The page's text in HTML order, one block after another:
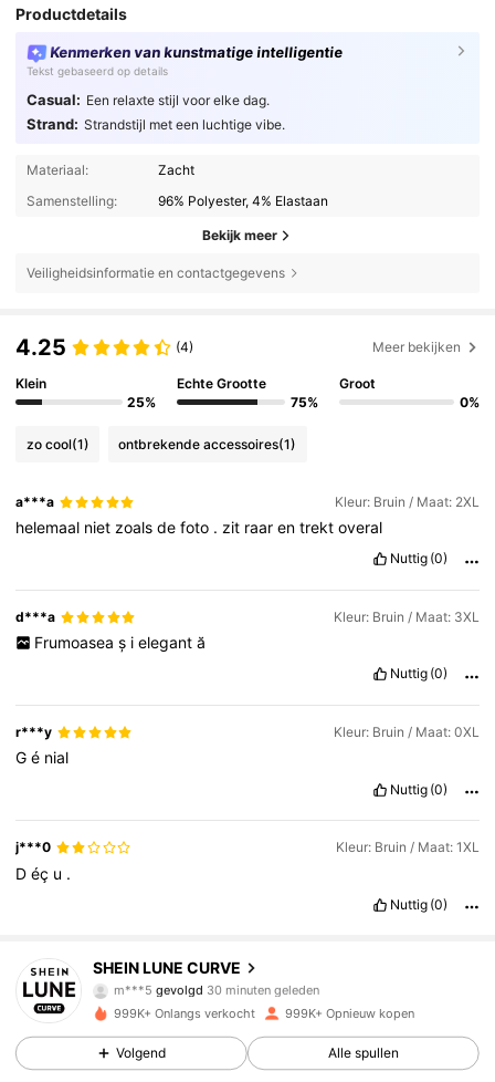
Productdetails
Kenmerken van kunstmatige intelligentie
Tekst gebaseerd op details
Casual: Een relaxte stijl voor elke dag.
Strand: Strandstijl met een luchtige vibe.
Materiaal:
Zacht
Samenstelling:
96% Polyester, 4% Elastaan
Bekijk meer
Veiligheidsinformatie en contactgegevens
4.25 (4) Meer bekijken
Klein
25%
Echte Grootte
75%
Groot
0%
zo cool(1) ontbrekende accessoires(1)
a***a Kleur: Bruin / Maat: 2XL
helemaal niet zoalsdefoto . zit raarentrektoveral
Nuttig (0)
d***a Kleur: Bruin / Maat: 3XL
Frumoasea ș i elegant ă
Nuttig (0)
r***y Kleur: Bruin / Maat: 0XL
Gé nial
Nuttig (0)
j***0 Kleur: Bruin / Maat: 1XL
Déç u .
Nuttig (0)
SHEIN LUNE CURVE
m***5gevolgd30 minuten geleden
o***ais aan het browsen
4.83
450K Volgers
999K+ Onlangs verkocht 999K+ Opnieuw kopen
Volgend Alle spullen